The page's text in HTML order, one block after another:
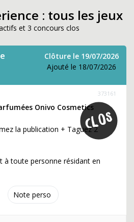
: tous les jeux
et 3 concours clos
Clôture le 19/07/2026
Ajouté le 18/07/2026
Note perso
373161
Onivo Cosmetics
la publication + Taguez 2
à toute personne résidant en